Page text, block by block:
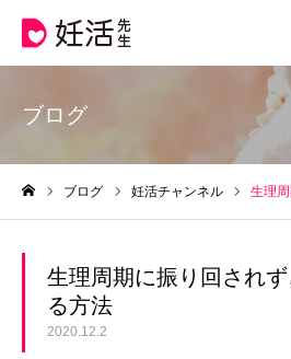
ブログ
ブログ 妊活チャンネル 生理周期
生理周期に振り回され
る方法
2020.12.2